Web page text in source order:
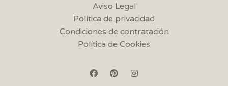
Aviso Legal
Política de privacidad
Condiciones de contratación
Política de Cookies